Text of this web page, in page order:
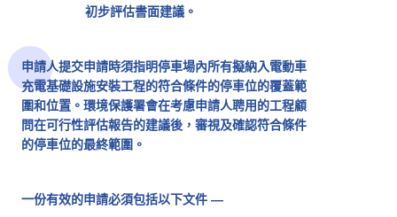
初步評估書面建議。
申請人提交申請時須指明停車場內所有擬納入電動車
充電基礎設施安裝工程的符合條件的停車位的覆蓋範
圍和位置。環境保護署會在考慮申請人聘用的工程顧
問在可行性評估報告的建議後，審視及確認符合條件
的停車位的最終範圍。
一份有效的申請必須包括以下文件 —